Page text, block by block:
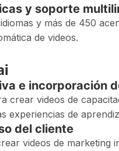
y soporte
y más de 450
de videos.
e incorporación
crear videos de
experiencias de
del cliente
videos de